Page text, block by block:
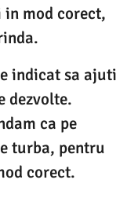
mod corect,
indicat sa ajuti
dezvolte.
ca pe
turba, pentru
corect.